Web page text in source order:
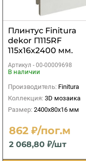
Плинтус Finitura
dekor П115RF
115х16х2400 мм.
Артикул - 00-00009698
В наличии
Производитель: Finitura
Коллекция: 3D мозаика
Размер: 2400х80х16 мм
862 ₽/пог.м
2 068,80 ₽/шт